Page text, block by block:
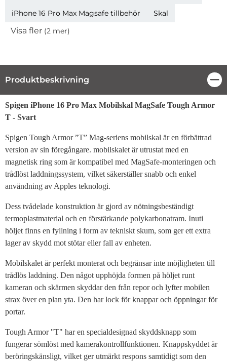
iPhone 16 Pro Max Magsafe tillbehör
Skal
Visa fler (2 mer)
Produktbeskrivning
Produktbeskrivning
Spigen iPhone 16 Pro Max Mobilskal MagSafe Tough Armor
T - Svart
Spigen Tough Armor ”T” Mag-seriens mobilskal är en förbättrad
version av sin föregångare. mobilskalet är utrustat med en
magnetisk ring som är kompatibel med MagSafe-monteringen och
trådlöst laddningssystem, vilket säkerställer snabb och enkel
användning av Apples teknologi.
Dess tvådelade konstruktion är gjord av nötningsbeständigt
termoplastmaterial och en förstärkande polykarbonatram. Inuti
höljet finns en fyllning i form av tekniskt skum, som ger ett extra
lager av skydd mot stötar eller fall av enheten.
Mobilskalet är perfekt monterat och begränsar inte möjligheten till
trådlös laddning. Den något upphöjda formen på höljet runt
kameran och skärmen skyddar den från repor och lyfter mobilen
strax över en plan yta. Den har lock för knappar och öppningar för
portar.
Tough Armor "T" har en specialdesignad skyddsknapp som
fungerar sömlöst med kamerakontrollfunktionen. Knappskyddet är
beröringskänsligt, vilket ger utmärkt respons samtidigt som den